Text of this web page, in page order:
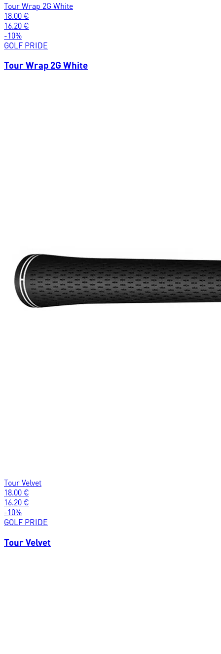
Tour Wrap 2G White
18.00 €
16.20 €
-10%
GOLF PRIDE
Tour Wrap 2G White
Tour Velvet
18.00 €
16.20 €
-10%
GOLF PRIDE
Tour Velvet